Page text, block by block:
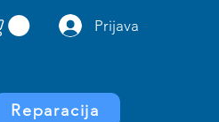
Prijava
Reparacija